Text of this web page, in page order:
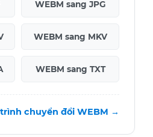
WEBM sang JPG
WEBM sang MKV
WEBM sang TXT
chuyển đổi WEBM →